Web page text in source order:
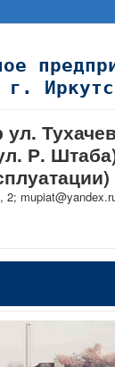
г.
Р.
2;